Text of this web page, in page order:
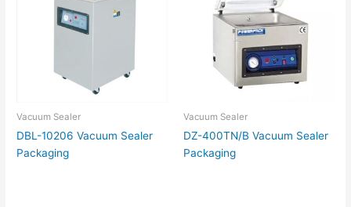
Vacuum Sealer
DBL-10206 Vacuum Sealer
Packaging
Vacuum Sealer
DZ-400TN/B Vacuum Sealer
Packaging